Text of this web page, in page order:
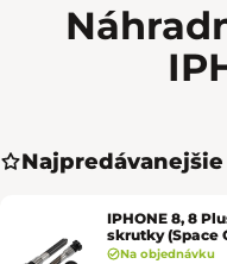
Najpredávanejšie
IPHONE 8, 8
skrutky (Space
Na objednávku